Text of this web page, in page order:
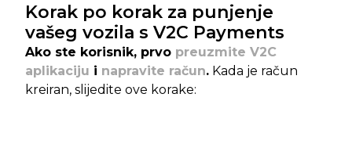
Korak po korak za punjenje
vašeg vozila s V2C Payments
Ako ste korisnik, prvo preuzmite V2C
aplikaciju i napravite račun. Kada je račun
kreiran, slijedite ove korake: